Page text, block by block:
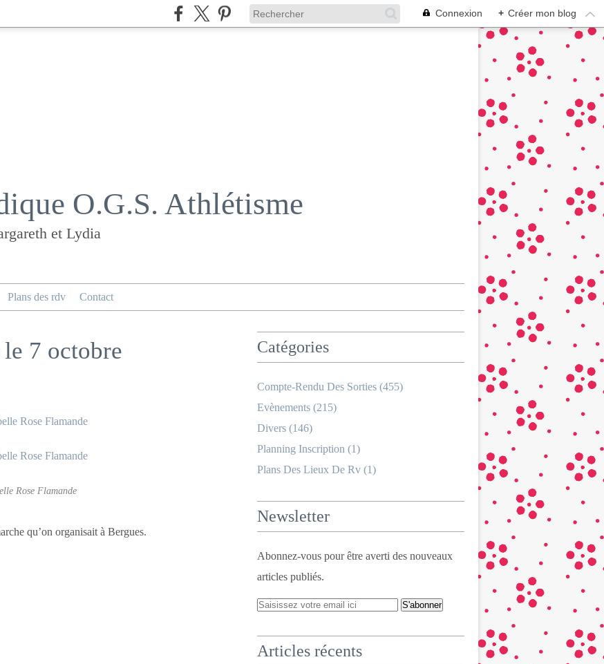
Connexion + Créer mon blog
O.G.S. Athlétisme
et Lydia
Plans des rdv Contact
7 octobre
Rose Flamande
qu’on organisait à Bergues.
Catégories
Compte-Rendu Des Sorties (455)
Evènements (215)
Divers (146)
Planning Inscription (1)
Plans Des Lieux De Rv (1)
Newsletter
Abonnez-vous pour être averti des nouveaux
articles publiés.
Articles récents